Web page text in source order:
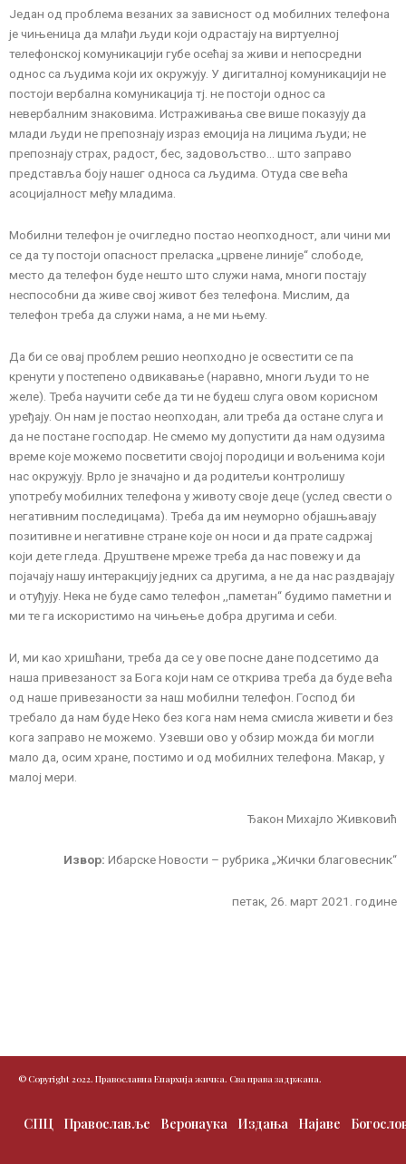
Један од проблема везаних за зависност од мобилних телефона
је чињеница да млађи људи који одрастају на виртуелној
телефонској комуникацији губе осећај за живи и непосредни
однос са људима који их окружују. У дигиталној комуникацији не
постоји вербална комуникација тј. не постоји однос са
невербалним знаковима. Истраживања све више показују да
млади људи не препознају израз емоција на лицима људи; не
препознају страх, радост, бес, задовољство… што заправо
представља боју нашег односа са људима. Отуда све већа
асоцијалност међу младима.
Мобилни телефон је очигледно постао неопходност, али чини ми
се да ту постоји опасност преласка „црвене линије“ слободе,
место да телефон буде нешто што служи нама, многи постају
неспособни да живе свој живот без телефона. Мислим, да
телефон треба да служи нама, а не ми њему.
Да би се овај проблем решио неопходно је освестити се па
кренути у постепено одвикавање (наравно, многи људи то не
желе). Треба научити себе да ти не будеш слуга овом корисном
уређају. Он нам је постао неопходан, али треба да остане слуга и
да не постане господар. Не смемо му допустити да нам одузима
време које можемо посветити својој породици и вољенима који
нас окружују. Врло је значајно и да родитељи контролишу
употребу мобилних телефона у животу своје деце (услед свести о
негативним последицама). Треба да им неуморно објашњавају
позитивне и негативне стране које он носи и да прате садржај
који дете гледа. Друштвене мреже треба да нас повежу и да
појачају нашу интеракцију једних са другима, а не да нас раздвајају
и отуђују. Нека не буде само телефон ,,паметан“ будимо паметни и
ми те га искористимо на чињење добра другима и себи.
И, ми као хришћани, треба да се у ове посне дане подсетимо да
наша привезаност за Бога који нам се открива треба да буде већа
од наше привезаности за наш мобилни телефон. Господ би
требало да нам буде Неко без кога нам нема смисла живети и без
кога заправо не можемо. Узевши ово у обзир можда би могли
мало да, осим хране, постимо и од мобилних телефона. Макар, у
малој мери.
Ђакон Михајло Живковић
Извор: Ибарске Новости – рубрика „Жички благовесник“
петак, 26. март 2021. године
© Copyright 2022. Православна Епархија жичка. Сва права задржана.
СПЦ Православље Веронаука Издања Најаве